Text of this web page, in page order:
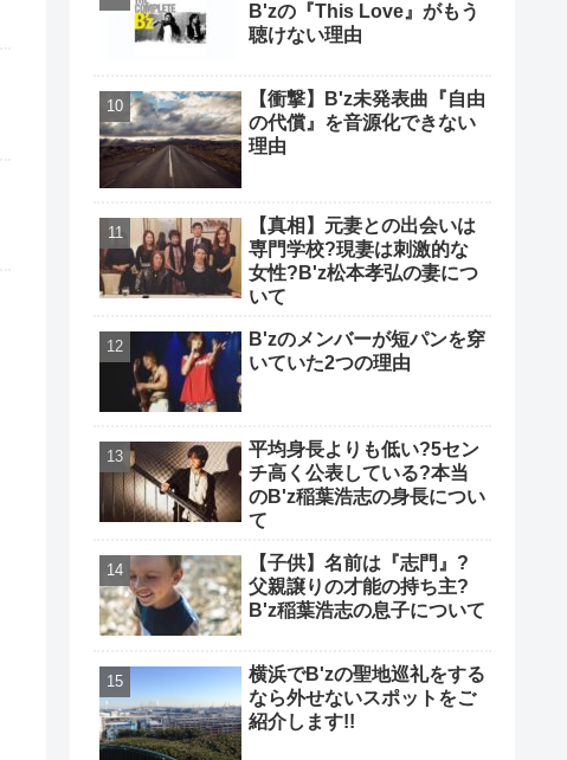
B'zの『This Love』がもう
聴けない理由
【衝撃】B'z未発表曲『自由
の代償』を音源化できない
理由
【真相】元妻との出会いは
専門学校?現妻は刺激的な
女性?B'z松本孝弘の妻につ
いて
B'zのメンバーが短パンを穿
いていた2つの理由
平均身長よりも低い?5セン
チ高く公表している?本当
のB'z稲葉浩志の身長につい
て
【子供】名前は『志門』?
父親譲りの才能の持ち主?
B'z稲葉浩志の息子について
横浜でB'zの聖地巡礼をする
なら外せないスポットをご
紹介します!!